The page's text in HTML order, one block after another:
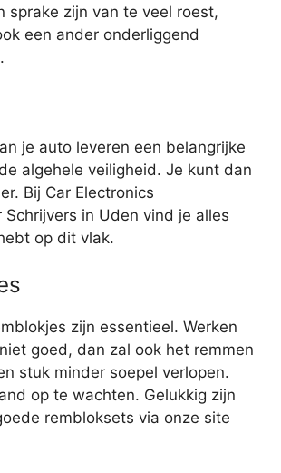
sprake zijn van te veel roest,
een ander onderliggend
je auto leveren een belangrijke
algehele veiligheid. Je kunt dan
Bij Car Electronics
Schrijvers in Uden vind je alles
op dit vlak.
zijn essentieel. Werken
goed, dan zal ook het remmen
stuk minder soepel verlopen.
op te wachten. Gelukkig zijn
rembloksets via onze site